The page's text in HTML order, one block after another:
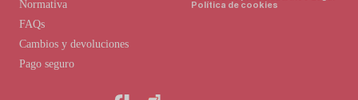
Normativa
FAQs
Cambios y devoluciones
Pago seguro
Política de cookies